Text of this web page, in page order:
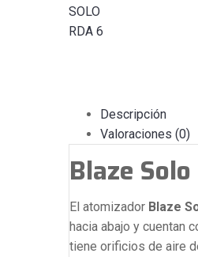
Descripción
Valoraciones (0)
Blaze
El atomizador Blaze
hacia abajo y cuentan
tiene orificios de aire